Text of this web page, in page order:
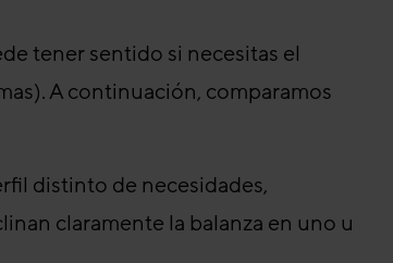
tener sentido si necesitas el
A continuación, comparamos
distinto de necesidades,
claramente la balanza en uno u